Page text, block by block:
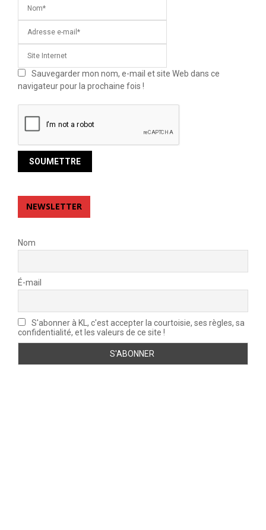
Sauvegarder mon nom, e-mail et site Web dans ce
navigateur pour la prochaine fois !
NEWSLETTER
Nom
É-mail
S'abonner à KL, c'est accepter la courtoisie, ses règles, sa
confidentialité, et les valeurs de ce site !